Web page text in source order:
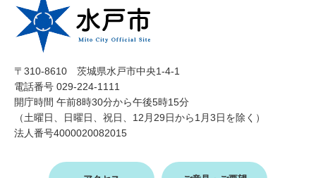
〒310-8610 茨城県水戸市中央1-4-1
電話番号 029-224-1111
開庁時間 午前8時30分から午後5時15分
（土曜日、日曜日、祝日、12月29日から1月3日を除く）
法人番号4000020082015